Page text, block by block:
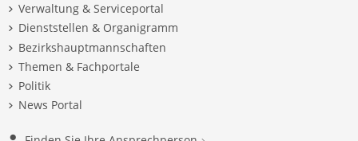
Verwaltung & Serviceportal
Dienststellen & Organigramm
Bezirkshauptmannschaften
Themen & Fachportale
Politik
News Portal